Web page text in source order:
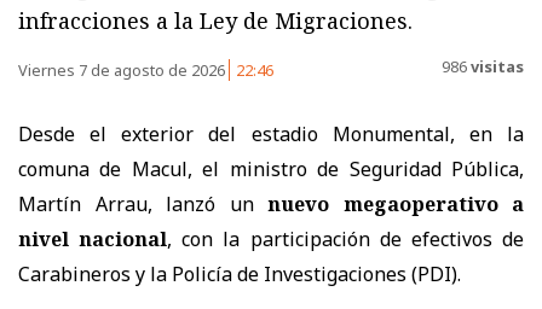
infracciones a la Ley de Migraciones.
Viernes 7 de agosto de 2026 22:46 986visitas
Desde el exterior del estadio Monumental, en la
comuna de Macul, el ministro de Seguridad Pública,
Martín Arrau, lanzó un nuevo megaoperativo a
nivel nacional, con la participación de efectivos de
Carabineros y la Policía de Investigaciones (PDI).